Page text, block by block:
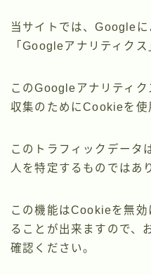
当サイトでは、Google
「Googleアナリティクス
このGoogleアナリティ
収集のためにCookieを使
このトラフィックデータ
人を特定するものではあ
この機能はCookieを無
ることが出来ますので、
確認ください。